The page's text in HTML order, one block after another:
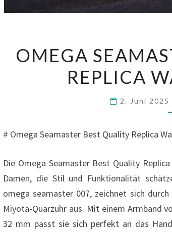
OMEGA
REPLICA
2. Juni 2025
# Omega Seamaster Best Quality Replica
Die Omega Seamaster Best Quality
Damen, die Stil und Funktionalität
omega seamaster 007, zeichnet sich
Miyota-Quarzuhr aus. Mit einem Armband
32 mm passt sie sich perfekt an das